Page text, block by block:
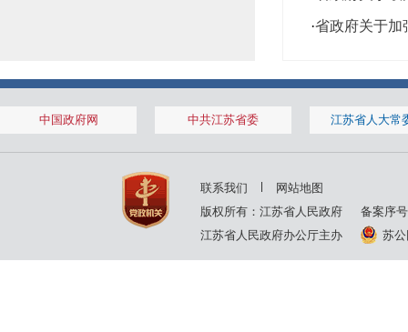
·省政府关于加
中国政府网 中共江苏省委 江苏省人大常
联系我们
网站地图
版权所有：江苏省人民政府
备案序
江苏省人民政府办公厅主办
苏